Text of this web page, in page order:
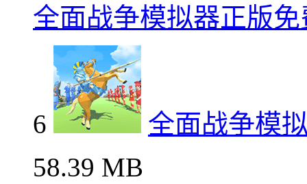
全面战争模拟器正版
6
全面战争模
58.39 MB